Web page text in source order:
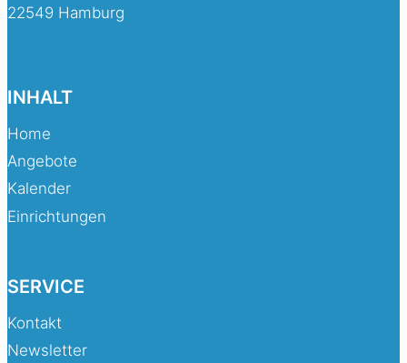
22549 Hamburg
INHALT
Home
Angebote
Kalender
Einrichtungen
SERVICE
Kontakt
Newsletter